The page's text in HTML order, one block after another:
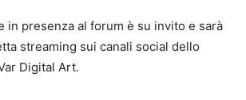
in presenza al forum è su invito e sarà
streaming sui canali social dello
Digital Art.